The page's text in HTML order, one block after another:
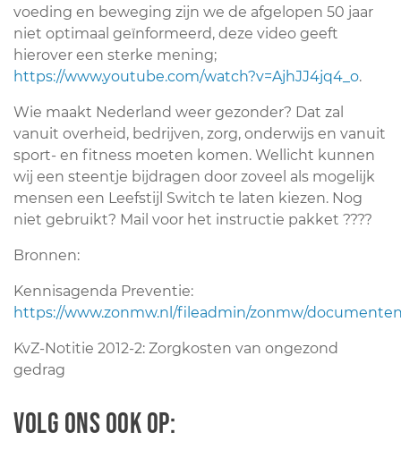
voeding en beweging zijn we de afgelopen 50 jaar
niet optimaal geïnformeerd, deze video geeft
hierover een sterke mening;
https://www.youtube.com/watch?v=AjhJJ4jq4_o.
Wie maakt Nederland weer gezonder? Dat zal
vanuit overheid, bedrijven, zorg, onderwijs en vanuit
sport- en fitness moeten komen. Wellicht kunnen
wij een steentje bijdragen door zoveel als mogelijk
mensen een Leefstijl Switch te laten kiezen. Nog
niet gebruikt? Mail voor het instructie pakket ????
Bronnen:
Kennisagenda Preventie:
https://www.zonmw.nl/fileadmin/zonmw/
KvZ-Notitie 2012-2: Zorgkosten van ongezond
gedrag
Volg ons ook op: